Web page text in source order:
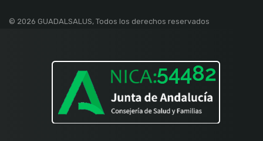
facebook-linkedin-instagramyoutube
© 2026 GUADALSALUS, Todos los derechos reservados